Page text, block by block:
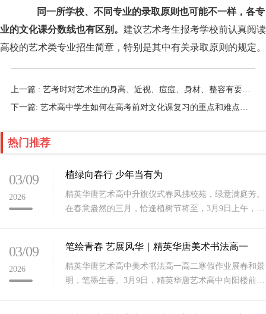
同一所学校、不同专业的录取原则也可能不一样，各专
业的文化课分数线也有区别。 建议艺术考生报考学校前认真阅读
高校的艺术类专业招生简章，特别是其中有关录取原则的规定。
上一篇 : 艺考时对艺术生的身高、近视、痘痘、身材、整容有要求吗？
下一篇: 艺术高中学生如何在高考前对文化课复习的重点和难点进行攻克
热门推荐
03/09
2026
植绿向春行 少年当有为
精英华唐艺术高中升旗仪式春风拂校苑，绿意满庭芳。
在春意盎然的三月，恰逢植树节将至，3月9日上午，石
03/09
2026
笔绘青春 艺展风华｜精英华唐美术书法高一
精英华唐艺术高中美术书法高一高二寒假作业展春和景
明，笔墨生香。3月9日，精英华唐艺术高中向阳楼前暖